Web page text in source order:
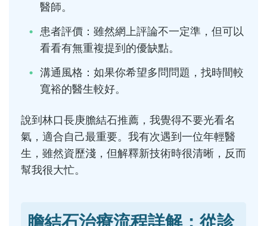
醫師。
患者評價：雖然網上評論不一定準，但可以
看看有無重複提到的優缺點。
溝通風格：如果你希望多問問題，找時間較
寬裕的醫生較好。
說到林口長庚膽結石推薦，我覺得不要光看名
氣，適合自己最重要。我有次遇到一位年輕醫
生，雖然資歷淺，但解釋新技術時很清晰，反而
幫我很大忙。
膽結石治療流程詳解：從診